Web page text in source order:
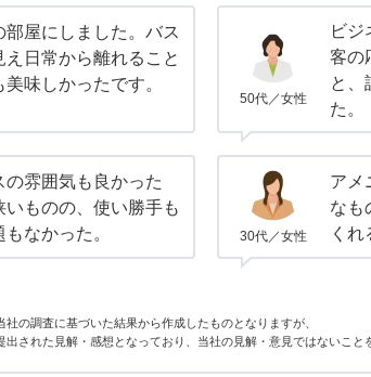
屋にしました。バス
日常から離れること
味しかったです。
50代／女性
ビ
客の
と、
た。
の雰囲気も良かった
ものの、使い勝手も
なかった。
30代／女性
アメ
なも
くれ
の調査に基づいた結果から作成したものとなりますが、
された見解・感想となっており、当社の見解・意見ではないこと